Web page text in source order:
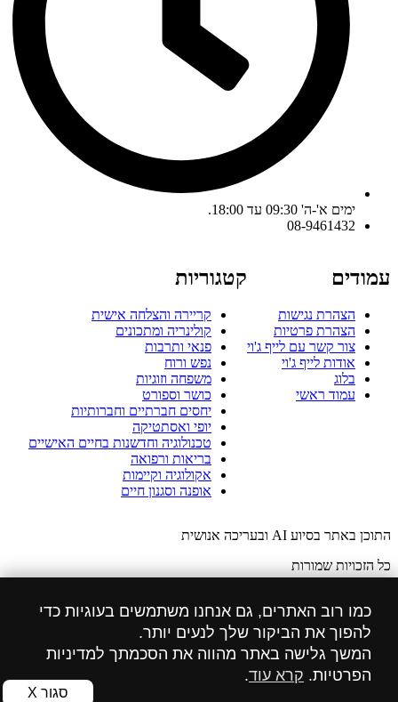
כמו רוב האתרים, גם אנחנו משתמשים בעוגיות כדי
להפוך את הביקור שלך לנעים יותר.
המשך גלישה באתר מהווה את הסכמתך למדיניות
הפרטיות. קרא עוד.
סגור X
ימים א'-ה' 09:30 עד 18:00.
08-9461432
עמודים
הצהרת נגישות
הצהרת פרטיות
צור קשר עם לייף ג'וי
אודות לייף ג'וי
בלוג
עמוד ראשי
קטגוריות
קריירה והצלחה אישית
קולינריה ומתכונים
פנאי ותרבות
נפש ורוח
משפחה וזוגיות
כושר וספורט
יחסים חברתיים וחברותיות
יופי ואסתטיקה
טכנולוגיה וחדשנות בחיים האישיים
בריאות ורפואה
אקולוגיה וקיימות
אופנה וסגנון חיים
התוכן באתר בסיוע AI ובעריכה אנושית
כל הזכויות שמורות
הצהרת מדיניות פרטיות
הצהרת נגישות
הוסט סנטר אחסון אתרים ושרתים